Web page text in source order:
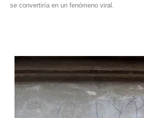
se convertiría en un fenómeno viral.